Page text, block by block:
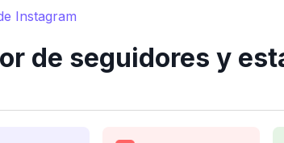
Instagram
de seguidores y